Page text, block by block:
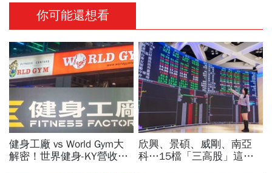
你可能還想看
健身工廠 vs World Gym大
解密！世界健身-KY營收大
欣興、景碩、威剛、南亞
科…15檔「三高股」這檔